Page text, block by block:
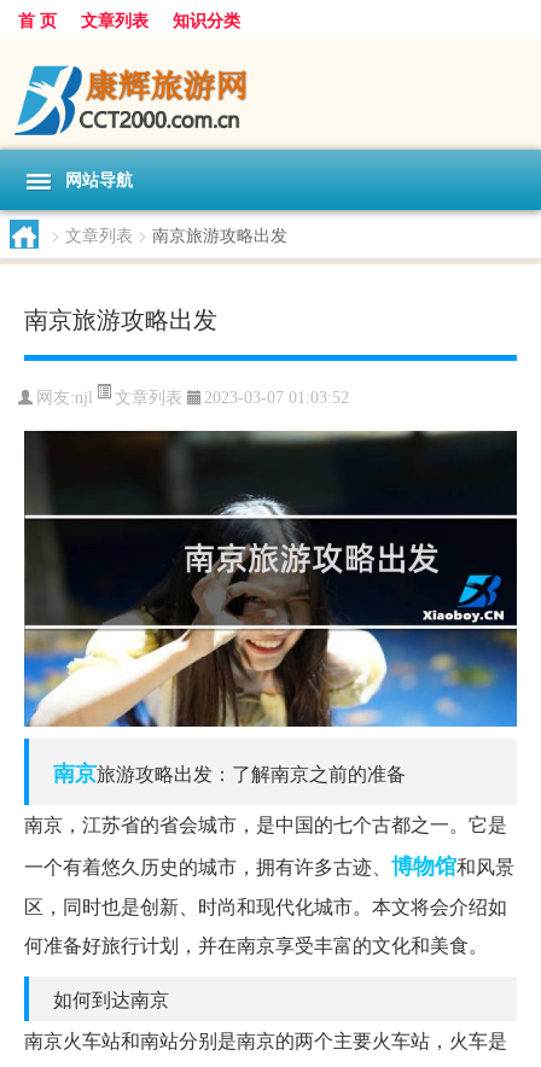
首 页 文章列表 知识分类
网站导航
> 文章列表 > 南京旅游攻略出发
南京旅游攻略出发
网友:njl 文章列表 2023-03-07 01:03:52
南京旅游攻略出发：了解南京之前的准备
南京，江苏省的省会城市，是中国的七个古都之一。它是
一个有着悠久历史的城市，拥有许多古迹、 博物馆和风景
区，同时也是创新、时尚和现代化城市。本文将会介绍如
何准备好旅行计划，并在南京享受丰富的文化和美食。
如何到达南京
南京火车站和南站分别是南京的两个主要火车站，火车是